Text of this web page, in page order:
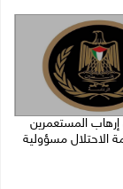
إرهاب المستعمرين
الاحتلال مسؤولية